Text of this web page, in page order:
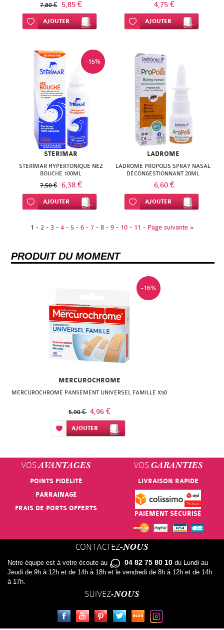
7,80 € 5,85 €
Ajouter à ma liste d’envie
AJOUTER
4,75 €
Ajouter à ma liste d’envie
AJOUTER
-15%
STERIMAR
STERIMAR HYPERTONIQUE NEZ
BOUCHE 100ML
7,50 € 6,38 €
Ajouter à ma liste d’envie
AJOUTER
LADROME
LADROME PROPOLIS SPRAY NASAL
DÉCONGESTIONNANT 20ML
6,60 €
Ajouter à ma liste d’envie
AJOUTER
1 - 2 - 3 - 4 - 5 - 6 - 7 - 8 - 9 - 10 - 11 - Page suivante >
PRODUIT DU MOMENT
-16%
MERCUROCHROME
MERCUROCHROME PANSEMENT UNIVERSEL FAMILLE X50
5,90 € 4,96 €
Ajouter à ma liste d’envie
AJOUTER
VOS AVANTAGES
POINTS FIDÉLITÉ
PARRAINAGE
FRAIS DE PORTS OFFERTS
VOS GARANTIES
LIVRAISON RAPIDE
PAIEMENT SÉCURISÉ
CONTACTEZ -NOUS
Notre équipe est à votre écoute au 04 82 75 80 10 du Lundi au
Jeudi de 9h à 12h et de 14h à 18h et le vendredi de 8h à 12h et de 14h
à 17h.
SUIVEZ -NOUS
FACEBOOKYOUTUBEPINTERESTTWITTERLE BLOG